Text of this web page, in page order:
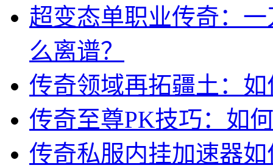
超变态单职业传奇：
么离谱？
传奇领域再拓疆土：
传奇至尊PK技巧：如
传奇私服内挂加速器